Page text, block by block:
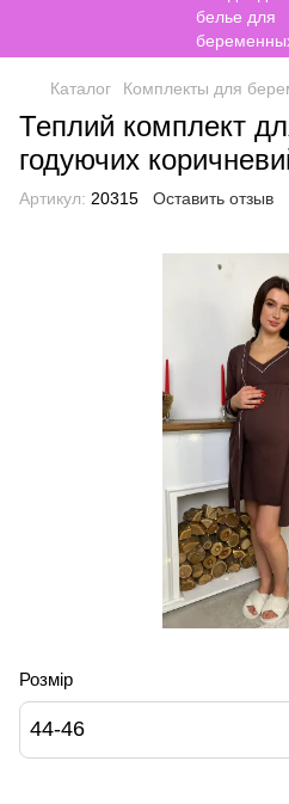
Каталог Комплекты для
Теплий комплект
годуючих
Артикул: 20315 Оставить отзыв
Розмір
44-46